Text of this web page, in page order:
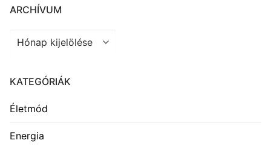
ARCHÍVUM
Archívum
KATEGÓRIÁK
Életmód
Energia